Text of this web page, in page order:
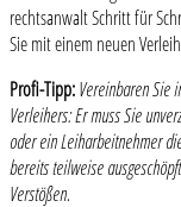
rechtsanwalt Schritt für
Sie mit einem neuen
Profi-Tipp:Vereinbaren Sie
Verleihers: Er muss Sie
oder ein Leiharbeitnehmer
bereits teilweise
Verstößen.